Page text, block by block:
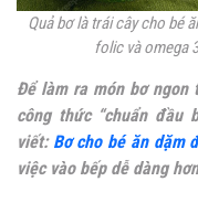
Quả bơ là trái cây cho bé
folic và omega
Để làm ra món bơ ngon
công thức “chuẩn đầu
viết: Bơ cho bé ăn dặm
việc vào bếp dễ dàng